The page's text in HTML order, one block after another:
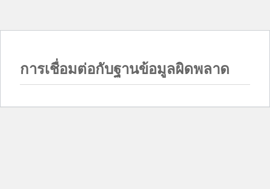
การเชื่อมต่อกับฐานข้อมูลผิดพลาด